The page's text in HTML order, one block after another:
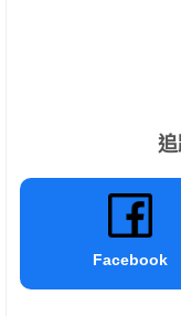
Facebook